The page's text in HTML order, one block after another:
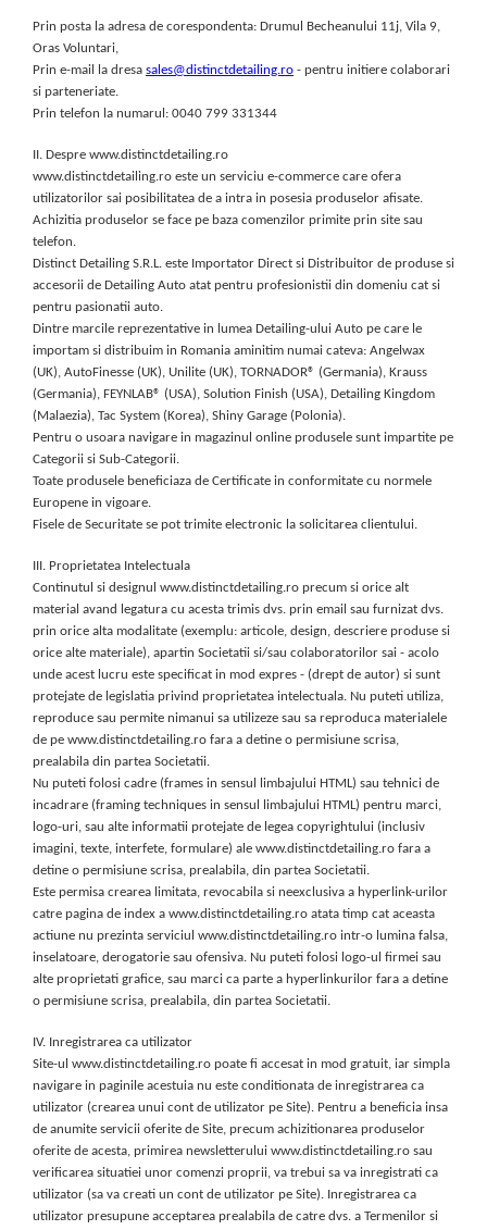
Prin posta la adresa de corespondenta: Drumul Becheanului 11j, Vila 9,
Oras Voluntari,
Prin e-mail la dresa sales@distinctdetailing.ro - pentru initiere colaborari
si parteneriate.
Prin telefon la numarul: 0040 799 331344
II. Despre www.distinctdetailing.ro
www.distinctdetailing.ro este un serviciu e-commerce care ofera
utilizatorilor sai posibilitatea de a intra in posesia produselor afisate.
Achizitia produselor se face pe baza comenzilor primite prin site sau
telefon.
Distinct Detailing S.R.L. este Importator Direct si Distribuitor de produse si
accesorii de Detailing Auto atat pentru profesionistii din domeniu cat si
pentru pasionatii auto.
Dintre marcile reprezentative in lumea Detailing-ului Auto pe care le
importam si distribuim in Romania aminitim numai cateva: Angelwax
(UK), AutoFinesse (UK), Unilite (UK), TORNADOR® (Germania), Krauss
(Germania), FEYNLAB® (USA), Solution Finish (USA), Detailing Kingdom
(Malaezia), Tac System (Korea), Shiny Garage (Polonia).
Pentru o usoara navigare in magazinul online produsele sunt impartite pe
Categorii si Sub-Categorii.
Toate produsele beneficiaza de Certificate in conformitate cu normele
Europene in vigoare.
Fisele de Securitate se pot trimite electronic la solicitarea clientului.
III. Proprietatea Intelectuala
Continutul si designul www.distinctdetailing.ro precum si orice alt
material avand legatura cu acesta trimis dvs. prin email sau furnizat dvs.
prin orice alta modalitate (exemplu: articole, design, descriere produse si
orice alte materiale), apartin Societatii si/sau colaboratorilor sai - acolo
unde acest lucru este specificat in mod expres - (drept de autor) si sunt
protejate de legislatia privind proprietatea intelectuala. Nu puteti utiliza,
reproduce sau permite nimanui sa utilizeze sau sa reproduca materialele
de pe www.distinctdetailing.ro fara a detine o permisiune scrisa,
prealabila din partea Societatii.
Nu puteti folosi cadre (frames in sensul limbajului HTML) sau tehnici de
incadrare (framing techniques in sensul limbajului HTML) pentru marci,
logo-uri, sau alte informatii protejate de legea copyrightului (inclusiv
imagini, texte, interfete, formulare) ale www.distinctdetailing.ro fara a
detine o permisiune scrisa, prealabila, din partea Societatii.
Este permisa crearea limitata, revocabila si neexclusiva a hyperlink-urilor
catre pagina de index a www.distinctdetailing.ro atata timp cat aceasta
actiune nu prezinta serviciul www.distinctdetailing.ro intr-o lumina falsa,
inselatoare, derogatorie sau ofensiva. Nu puteti folosi logo-ul firmei sau
alte proprietati grafice, sau marci ca parte a hyperlinkurilor fara a detine
o permisiune scrisa, prealabila, din partea Societatii.
IV. Inregistrarea ca utilizator
Site-ul www.distinctdetailing.ro poate fi accesat in mod gratuit, iar simpla
navigare in paginile acestuia nu este conditionata de inregistrarea ca
utilizator (crearea unui cont de utilizator pe Site). Pentru a beneficia insa
de anumite servicii oferite de Site, precum achizitionarea produselor
oferite de acesta, primirea newsletterului www.distinctdetailing.ro sau
verificarea situatiei unor comenzi proprii, va trebui sa va inregistrati ca
utilizator (sa va creati un cont de utilizator pe Site). Inregistrarea ca
utilizator presupune acceptarea prealabila de catre dvs. a Termenilor si